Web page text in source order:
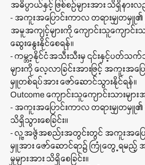
အဓိပ္ပာယ်နှင့် ဖြစ်စဉ်များအား သိရှိနား
⁃ အကူးအပြောင်းကာလ တရားမျှတမှူ၏ ဖ
အမူအကျင့်များကို ကျောင်းသူကျောင်းသ
ဆွေးနွေးနိုင်စေရန်။
⁃ ကမ္ဘာ့နိုင်ငံအသီးသီးမှ ၎င်းနှင့်ပ
များကို လေ့လာခြင်းအားဖြင့် အကူးအပ
မှူတစ်ရပ်အား ဖော်ဆောင်သွားနိုင်ရန်။
Outcome ကျောင်းသူကျောင်းသားများ
⁃ အကူးအပြောင်းကာလ တရားမျှတ
သိရှိသွားစေခြင်း။
⁃ လူ့အဖွဲအစည်းအတွင်းတွင် အကူးအပြေ
မှူအား ဖော်ဆောင်ရာ၌ ကြုံတွေ့ရမည့်
မှုများအား သိရှိစေခြင်း။